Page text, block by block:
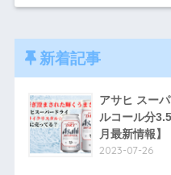
新着記事
アサヒ スー
ルコール分
月最新情報】
2023-07-26